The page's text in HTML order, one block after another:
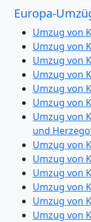
Europa-
Umzug von
Umzug von
Umzug von
Umzug von
Umzug von
Umzug von
Umzug von
und
Umzug von
Umzug von
Umzug von
Umzug von
Umzug von
Umzug von